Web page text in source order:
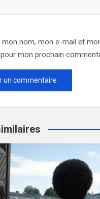
mon nom, mon e-mail et
mon prochain